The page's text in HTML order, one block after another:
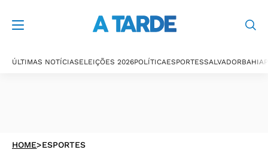
ÚLTIMAS NOTÍCIASELEIÇÕES 2026POLÍTICAESPORTESSALVADORBAHIA
HOME>ESPORTES